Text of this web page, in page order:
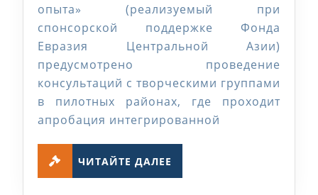
опыта» (реализуемый при
спонсорской поддержке Фонда
Евразия Центральной Азии)
предусмотрено проведение
консультаций с творческими группами
в пилотных районах, где проходит
апробация интегрированной
ЧИТАЙТЕ ДАЛЕЕ